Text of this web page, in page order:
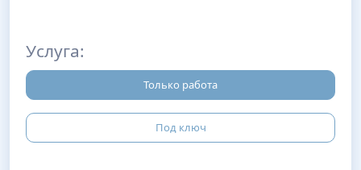
Услуга:
Только работа
Под ключ